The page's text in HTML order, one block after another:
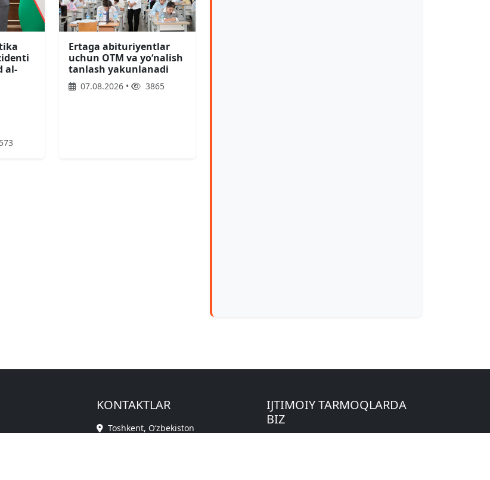
al-
Ertaga abituriyentlar
uchun OTM va yoʻnalish
tanlash yakunlanadi
07.08.2026 • 3865
KONTAKTLAR
Toshkent, O‘zbekiston
IJTIMOIY TARMOQLARDA
BIZ